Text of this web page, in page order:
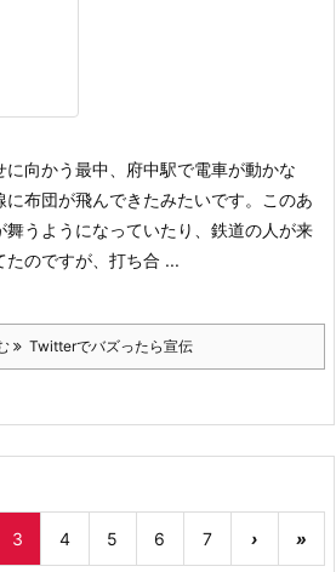
に向かう最中、府中駅で電車が動かな
布団が飛んできたみたいです。
このあ
舞うようになっていたり、鉄道の人が来
たのですが、打ち合 ...
Twitterでバズったら宣伝
3 4 5 6 7 › »